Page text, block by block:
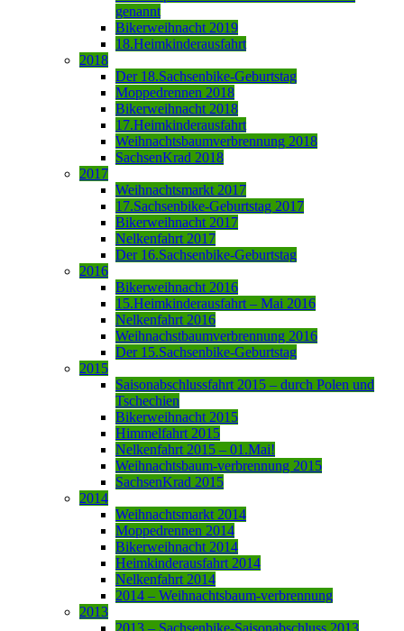
genannt
Bikerweihnacht 2019
18.Heimkinderausfahrt
2018
Der 18.Sachsenbike-Geburtstag
Moppedrennen 2018
Bikerweihnacht 2018
17.Heimkinderausfahrt
Weihnachtsbaumverbrennung 2018
SachsenKrad 2018
2017
Weihnachtsmarkt 2017
17.Sachsenbike-Geburtstag 2017
Bikerweihnacht 2017
Nelkenfahrt 2017
Der 16.Sachsenbike-Geburtstag
2016
Bikerweihnacht 2016
15.Heimkinderausfahrt – Mai 2016
Nelkenfahrt 2016
Weihnachstbaumverbrennung 2016
Der 15.Sachsenbike-Geburtstag
2015
Saisonabschlussfahrt 2015 – durch Polen und
Tschechien
Bikerweihnacht 2015
Himmelfahrt 2015
Nelkenfahrt 2015 – 01.Mai!
Weihnachtsbaum-verbrennung 2015
SachsenKrad 2015
2014
Weihnachtsmarkt 2014
Moppedrennen 2014
Bikerweihnacht 2014
Heimkinderausfahrt 2014
Nelkenfahrt 2014
2014 – Weihnachtsbaum-verbrennung
2013
2013 – Sachsenbike-Saisonabschluss 2013